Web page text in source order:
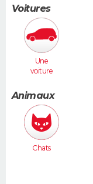
Voitures
Une
voiture
(Megane,
307...)
Animaux
Chats